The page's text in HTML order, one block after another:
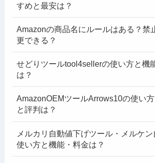
すめと最安は？
Amazonの商品名にルールはある？禁
更できる？
せどりツールtool4sellerの使い方と機
は？
AmazonOEMツールArrows10の使い
と評判は？
メルカリ自動値下げツール・メルケ
使い方と機能・料金は？